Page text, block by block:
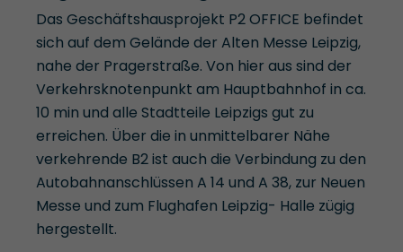
Das Geschäftshausprojekt P2 OFFICE befindet
sich auf dem Gelände der Alten Messe Leipzig,
nahe der Pragerstraße. Von hier aus sind der
Verkehrsknotenpunkt am Hauptbahnhof in ca.
10 min und alle Stadtteile Leipzigs gut zu
erreichen. Über die in unmittelbarer Nähe
verkehrende B2 ist auch die Verbindung zu den
Autobahnanschlüssen A 14 und A 38, zur Neuen
Messe und zum Flughafen Leipzig- Halle zügig
hergestellt.